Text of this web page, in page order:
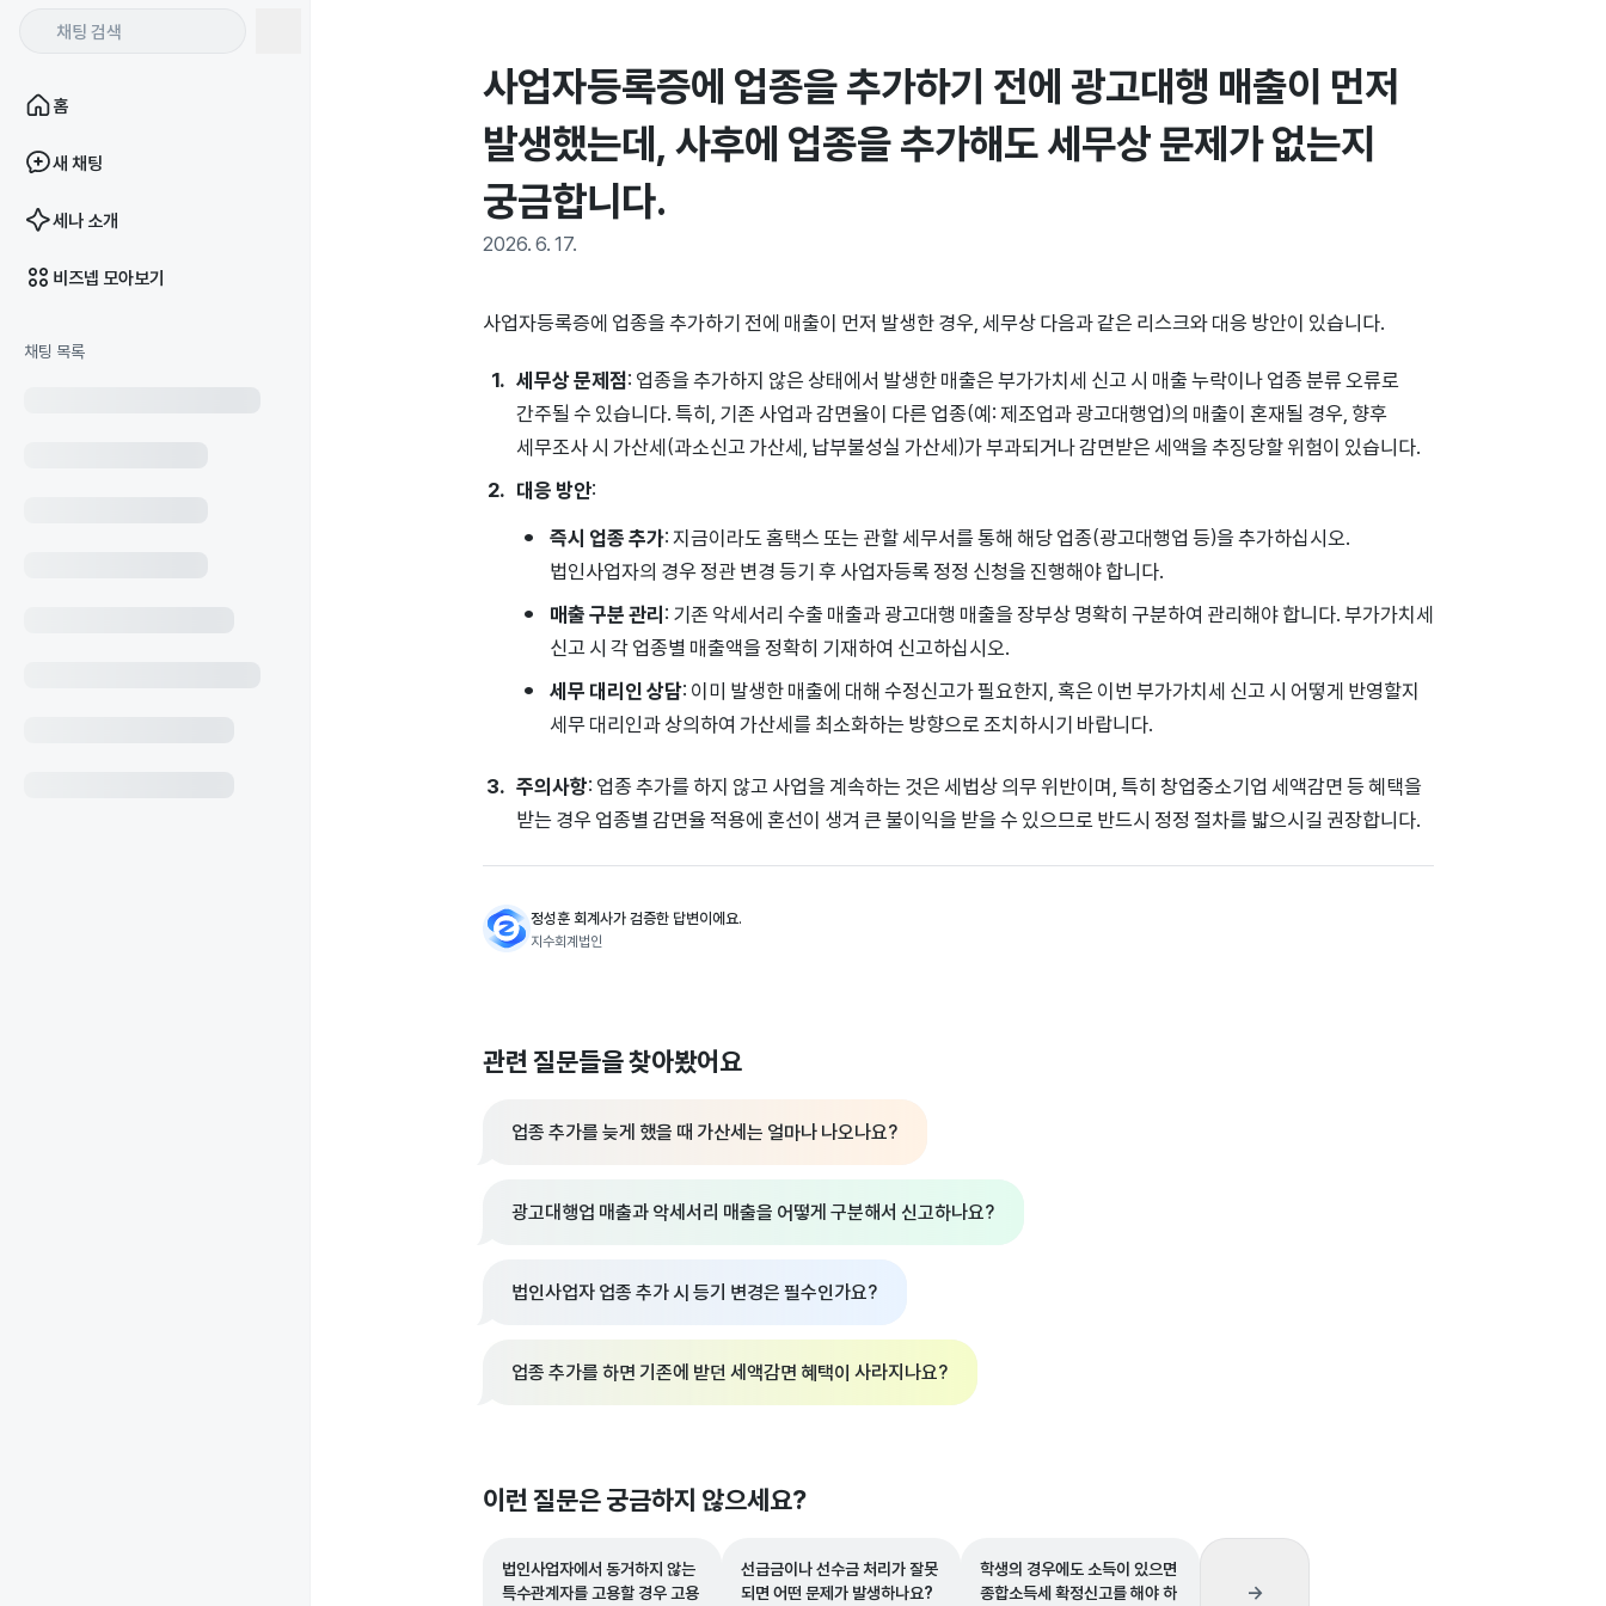
홈
새 채팅
세나 소개
비즈넵 모아보기
채팅 목록
사업자등록증에 업종을 추가하기 전에 광고대행 매출이 먼저
발생했는데, 사후에 업종을 추가해도 세무상 문제가 없는지
궁금합니다.
2026. 6. 17.
사업자등록증에 업종을 추가하기 전에 매출이 먼저 발생한 경우, 세무상 다음과 같은 리스크와 대응 방안이 있습니다.
세무상 문제점: 업종을 추가하지 않은 상태에서 발생한 매출은 부가가치세 신고 시 매출 누락이나 업종 분류 오류로
간주될 수 있습니다. 특히, 기존 사업과 감면율이 다른 업종(예: 제조업과 광고대행업)의 매출이 혼재될 경우, 향후
세무조사 시 가산세(과소신고 가산세, 납부불성실 가산세)가 부과되거나 감면받은 세액을 추징당할 위험이 있습니다.
대응 방안:
즉시 업종 추가: 지금이라도 홈택스 또는 관할 세무서를 통해 해당 업종(광고대행업 등)을 추가하십시오.
법인사업자의 경우 정관 변경 등기 후 사업자등록 정정 신청을 진행해야 합니다.
매출 구분 관리: 기존 악세서리 수출 매출과 광고대행 매출을 장부상 명확히 구분하여 관리해야 합니다. 부가가치세
신고 시 각 업종별 매출액을 정확히 기재하여 신고하십시오.
세무 대리인 상담: 이미 발생한 매출에 대해 수정신고가 필요한지, 혹은 이번 부가가치세 신고 시 어떻게 반영할지
세무 대리인과 상의하여 가산세를 최소화하는 방향으로 조치하시기 바랍니다.
주의사항: 업종 추가를 하지 않고 사업을 계속하는 것은 세법상 의무 위반이며, 특히 창업중소기업 세액감면 등 혜택을
받는 경우 업종별 감면율 적용에 혼선이 생겨 큰 불이익을 받을 수 있으므로 반드시 정정 절차를 밟으시길 권장합니다.
정성훈 회계사가 검증한 답변이에요.
지수회계법인
관련 질문들을 찾아봤어요
업종 추가를 늦게 했을 때 가산세는 얼마나 나오나요?
광고대행업 매출과 악세서리 매출을 어떻게 구분해서 신고하나요?
법인사업자 업종 추가 시 등기 변경은 필수인가요?
업종 추가를 하면 기존에 받던 세액감면 혜택이 사라지나요?
이런 질문은 궁금하지 않으세요?
법인사업자에서 동거하지 않는
특수관계자를 고용할 경우 고용
선급금이나 선수금 처리가 잘못
되면 어떤 문제가 발생하나요?
학생의 경우에도 소득이 있으면
종합소득세 확정신고를 해야 하
→